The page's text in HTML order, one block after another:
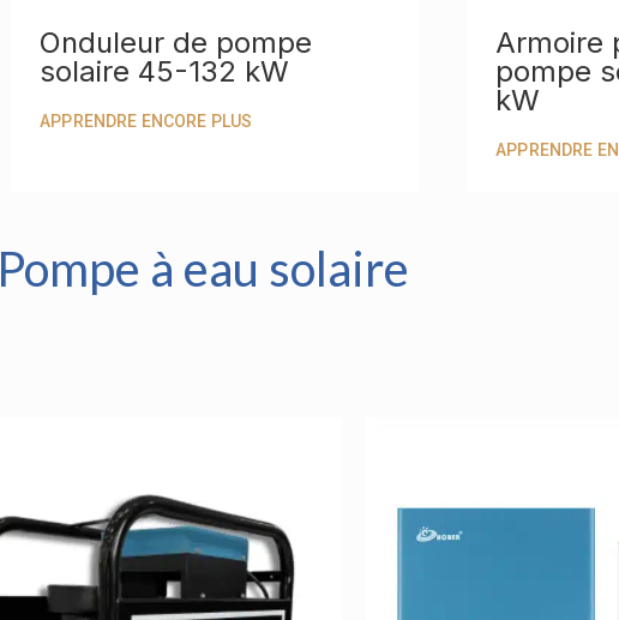
Onduleur de pompe
solaire 45-132 kW
APPRENDRE ENCORE PLUS
Armoire
pompe
kW
APPRENDRE
Pompe à eau solaire